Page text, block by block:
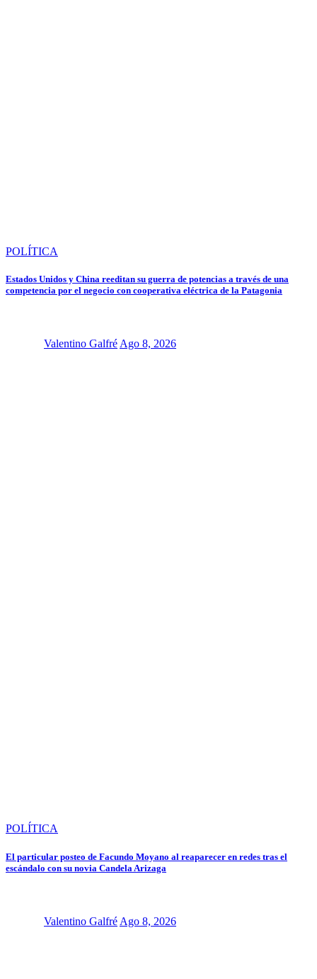
POLÍTICA
Estados Unidos y China reeditan su guerra de potencias a través de una
competencia por el negocio con cooperativa eléctrica de la Patagonia
Valentino Galfré Ago 8, 2026
POLÍTICA
El particular posteo de Facundo Moyano al reaparecer en redes tras el
escándalo con su novia Candela Arizaga
Valentino Galfré Ago 8, 2026